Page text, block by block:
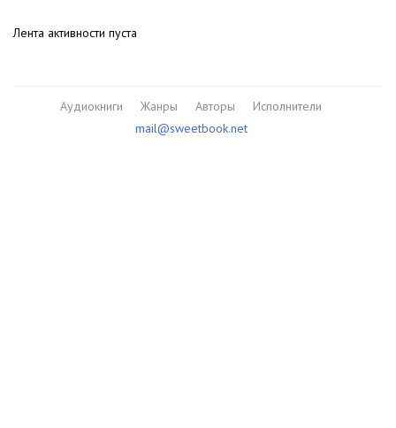
Лента активности пуста
Аудиокниги Жанры Авторы
Исполнители
mail@sweetbook.net